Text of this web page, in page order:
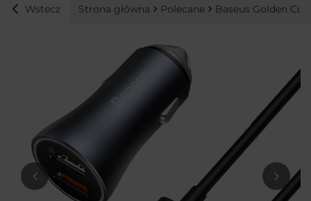
Wstecz Strona główna Polecane Baseus Golden